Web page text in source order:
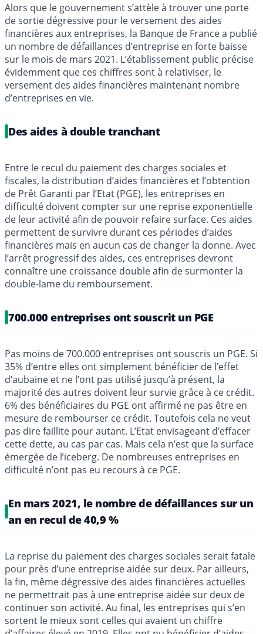
Alors que le gouvernement s’attèle à trouver une porte
de sortie dégressive pour le versement des aides
financières aux entreprises, la Banque de France a publié
un nombre de défaillances d’entreprise en forte baisse
sur le mois de mars 2021. L’établissement public précise
évidemment que ces chiffres sont à relativiser, le
versement des aides financières maintenant nombre
d’entreprises en vie.
Des aides à double tranchant
Entre le recul du paiement des charges sociales et
fiscales, la distribution d’aides financières et l’obtention
de Prêt Garanti par l’Etat (PGE), les entreprises en
difficulté doivent compter sur une reprise exponentielle
de leur activité afin de pouvoir refaire surface. Ces aides
permettent de survivre durant ces périodes d’aides
financières mais en aucun cas de changer la donne. Avec
l’arrêt progressif des aides, ces entreprises devront
connaître une croissance double afin de surmonter la
double-lame du remboursement.
700.000 entreprises ont souscrit un PGE
Pas moins de 700.000 entreprises ont souscris un PGE. Si
35% d’entre elles ont simplement bénéficier de l’effet
d’aubaine et ne l’ont pas utilisé jusqu’à présent, la
majorité des autres doivent leur survie grâce à ce crédit.
6% des bénéficiaires du PGE ont affirmé ne pas être en
mesure de rembourser ce crédit. Toutefois cela ne veut
pas dire faillite pour autant. L’Etat envisageant d’effacer
cette dette, au cas par cas. Mais cela n’est que la surface
émergée de l’iceberg. De nombreuses entreprises en
difficulté n’ont pas eu recours à ce PGE.
En mars 2021, le nombre de défaillances sur un
an en recul de 40,9 %
La reprise du paiement des charges sociales serait fatale
pour près d’une entreprise aidée sur deux. Par ailleurs,
la fin, même dégressive des aides financières actuelles
ne permettrait pas à une entreprise aidée sur deux de
continuer son activité. Au final, les entreprises qui s’en
sortent le mieux sont celles qui avaient un chiffre